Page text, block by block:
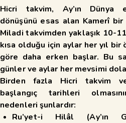
Hicri takvim, Ay’ın Dünya
dönüşünü esas alan Kamerîbir
Miladi takvimden yaklaşık 10-
kısa olduğu için aylar her yıl bir
göre daha erken başlar. Bu
günler ve aylar her mevsimi
Birden fazla Hicri takvim
başlangıç tarihleri
nedenleri şunlardır:
Ru’yet-i Hilâl (Ay’ın